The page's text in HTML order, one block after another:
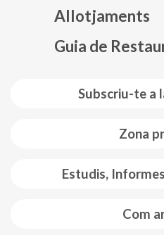
Subscriu-te a
Zona
Estudis,
Com
Allotjaments
Guia de